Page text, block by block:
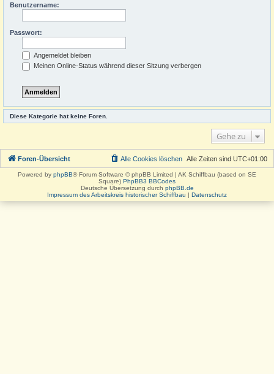
Benutzername:
Passwort:
Angemeldet bleiben
Meinen Online-Status während dieser Sitzung verbergen
Diese Kategorie hat keine Foren.
Gehe zu
Foren-Übersicht Alle Zeiten sind UTC+01:00
Alle Cookies löschen
Powered by phpBB® Forum Software © phpBB Limited | AK Schiffbau (based on SE
Square) PhpBB3 BBCodes
Deutsche Übersetzung durch phpBB.de
Impressum des Arbeitskreis historischer Schiffbau | Datenschutz